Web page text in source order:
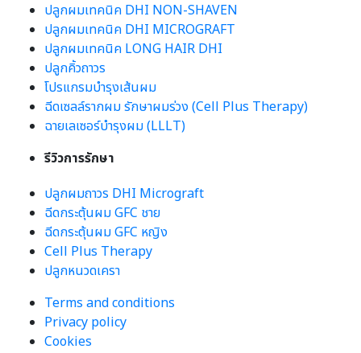
ปลูกผมเทคนิค DHI NON-SHAVEN
ปลูกผมเทคนิค DHI MICROGRAFT
ปลูกผมเทคนิค LONG HAIR DHI
ปลูกคิ้วถาวร
โปรแกรมบำรุงเส้นผม
ฉีดเซลล์รากผม รักษาผมร่วง (Cell Plus Therapy)
ฉายเลเซอร์บำรุงผม (LLLT)
รีวิวการรักษา
ปลูกผมถาวร DHI Micrograft
ฉีดกระตุ้นผม GFC ชาย
ฉีดกระตุ้นผม GFC หญิง
Cell Plus Therapy
ปลูกหนวดเครา
Terms and conditions
Privacy policy
Cookies